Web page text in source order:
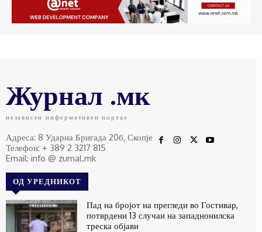
Журнал .мк
независен информативен портал
Адреса: 8 Ударна Бригада 20б, Скопје
Телефон: + 389 2 3217 815
Email: info @ zurnal.mk
ОД УРЕДНИКОТ
Пад на бројот на прегледи во Гостивар,
потврдени 13 случаи на западнонилска
треска објави